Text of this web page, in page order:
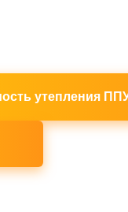
утепления